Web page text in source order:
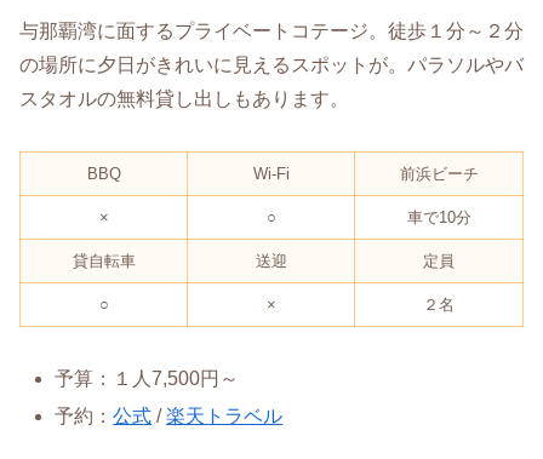
与那覇湾に面するプライベートコテージ。徒歩１分～２分
の場所に夕日がきれいに見えるスポットが。パラソルやバ
スタオルの無料貸し出しもあります。
BBQ Wi-Fi 前浜ビーチ
× ○ 車で10分
貸自転車 送迎 定員
○ × ２名
予算：１人7,500円～
予約：公式 /楽天トラベル